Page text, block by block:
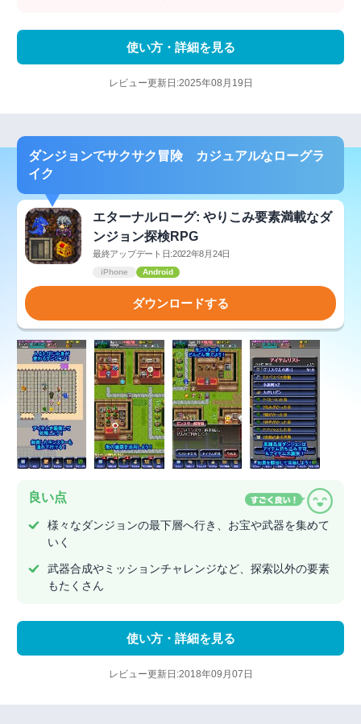
使い方・詳細を見る
レビュー更新日:2025年08月19日
ダンジョンでサクサク冒険 カジュアルなローグラ
イク
エターナルローグ: やりこみ要素満載なダ
ンジョン探検RPG
最終アップデート日:2022年8月24日
iPhone Android
ダウンロードする
良い点
様々なダンジョンの最下層へ行き、お宝や武器を集めて
いく
武器合成やミッションチャレンジなど、探索以外の要素
もたくさん
使い方・詳細を見る
レビュー更新日:2018年09月07日